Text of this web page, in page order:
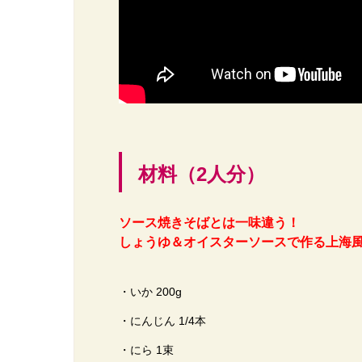
材料（2人分）
ソース焼きそばとは一味違う！
しょうゆ＆オイスターソースで作る上海
・いか 200g
・にんじん 1/4本
・にら 1束